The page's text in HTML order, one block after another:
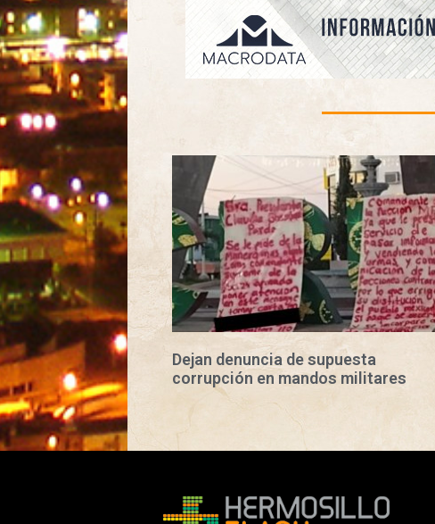
Dejan denuncia de supuesta
corrupción en mandos militares